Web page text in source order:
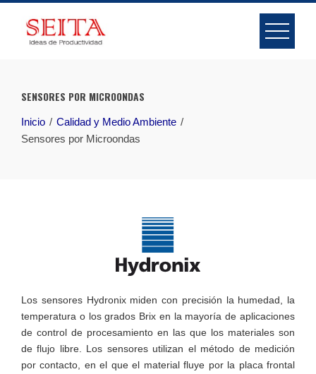
content
SENSORES POR MICROONDAS
Inicio
Calidad y Medio Ambiente
Sensores por Microondas
Los sensores Hydronix miden con precisión la humedad, la
temperatura o los grados Brix en la mayoría de aplicaciones
de control de procesamiento en las que los materiales son
de flujo libre. Los sensores utilizan el método de medición
por contacto, en el que el material fluye por la placa frontal